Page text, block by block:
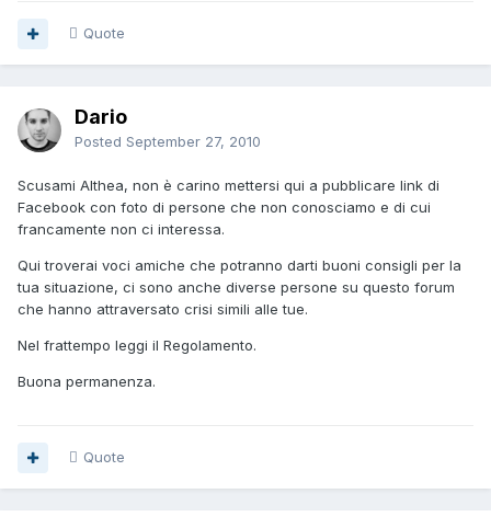
Quote
Dario
Posted September 27, 2010
Scusami Althea, non è carino mettersi qui a pubblicare link di
Facebook con foto di persone che non conosciamo e di cui
francamente non ci interessa.
Qui troverai voci amiche che potranno darti buoni consigli per la
tua situazione, ci sono anche diverse persone su questo forum
che hanno attraversato crisi simili alle tue.
Nel frattempo leggi il Regolamento.
Buona permanenza.
Quote